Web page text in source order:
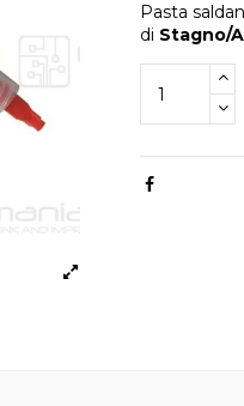
Pasta
di Stagno/